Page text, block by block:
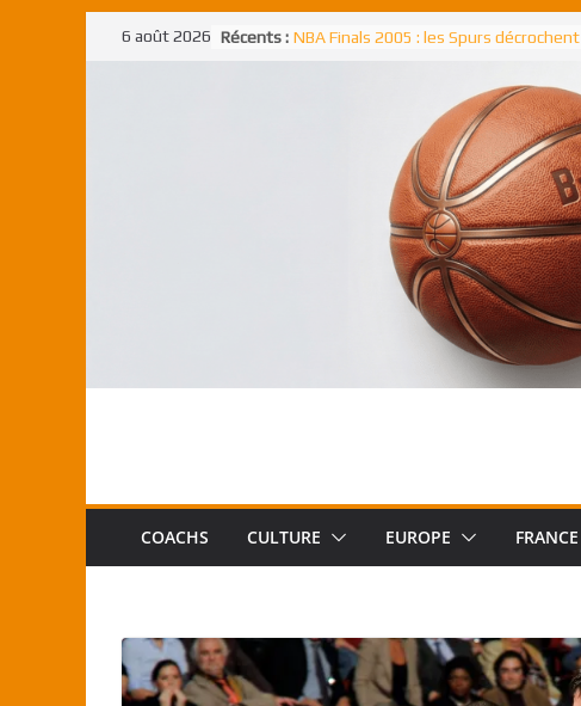
Passer6 août 2026 Récents : NBA Finals 2005 : les Spurs décrochent
NBA Finals 2021 : les Bucks et Giannis
Antetokounmpo triomphent, le Greek
Shai Gilgeous-Alexander : son premier
match à plus de 40 points en NBA, le
canadien transcendant face aux Spurs
Pau Gasol dans l’histoire en 2002 :
premier européen sacré Rookie de
Rudy Gobert, deuxième Français élu
meilleur défenseur d’une saison NBA
COACHS CULTURE EUROPE FRANCE